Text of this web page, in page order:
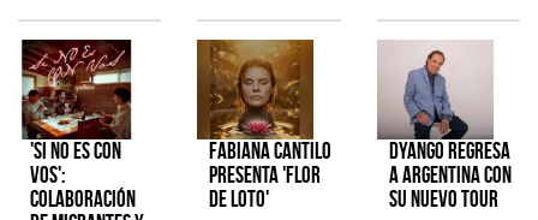
'Si No Es Con
Vos':
colaboración
Fabiana Cantilo
presenta 'Flor
de Loto'
Dyango regresa
a Argentina con
su nuevo tour